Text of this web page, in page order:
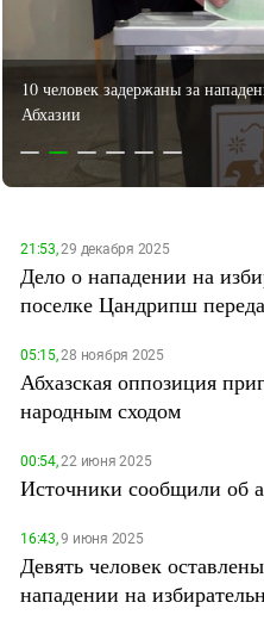
Дагестан
Ингушетия
Кабардино-Балкария
Карачаево-Черкесия
Нагорный Карабах
Российская Федерация
Ростовская область
Северная Осетия - Алания
СКФО
Ставропольский край
Чечня
Южная Осетия
Южный Кавказ
ЮФО
10 человек задержаны за
Абхазии
21:53,29 декабря 2025
Дело о нападении на
поселке Цандрипш
05:15,28 ноября 2025
Абхазская оппозиция
народным сходом
00:54,22 июня 2025
Источники сообщили об
16:43,9 июня 2025
Девять человек
нападении на